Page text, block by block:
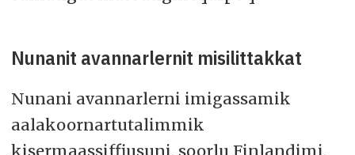
Nunanit avannarlernit misilittakkat
Nunani avannarlerni imigassamik
aalakoornartutalimmik
kisermaassiffiusuni, soorlu Finlandimi,